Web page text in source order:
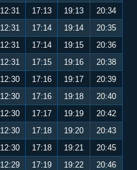
12:31 17:13 19:13
20:34
12:31 17:14 19:14
20:35
12:31 17:14 19:15
20:36
12:31 17:15 19:16
20:38
12:30 17:16 19:17
20:39
12:30 17:16 19:18
20:40
12:30 17:17 19:19
20:42
12:30 17:18 19:20
20:43
12:30 17:18 19:21
20:45
12:29 17:19 19:22
20:46